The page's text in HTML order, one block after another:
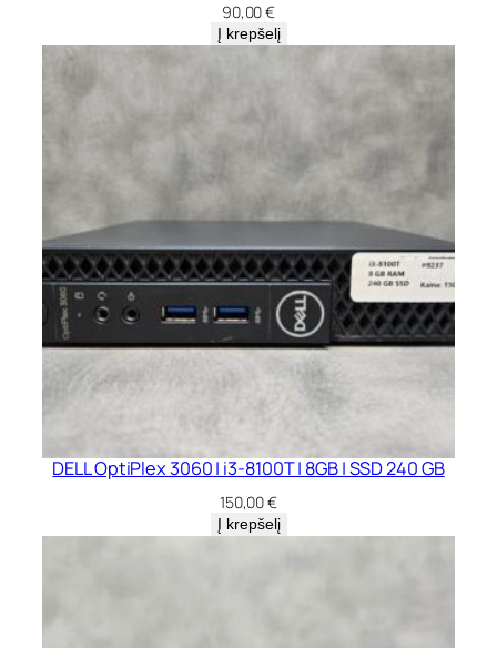
90,00€
Į krepšelį
DELL OptiPlex 3060 | i3-8100T | 8GB | SSD 240 GB
150,00€
Į krepšelį